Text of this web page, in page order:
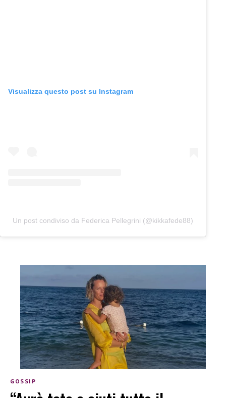
Visualizza questo post su Instagram
Un post condiviso da Federica Pellegrini (@kikkafede88)
GOSSIP